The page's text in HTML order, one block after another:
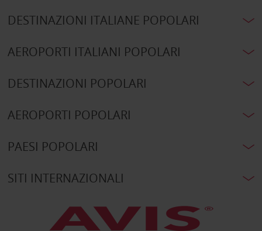
DESTINAZIONI ITALIANE POPOLARI
AEROPORTI ITALIANI POPOLARI
DESTINAZIONI POPOLARI
AEROPORTI POPOLARI
PAESI POPOLARI
SITI INTERNAZIONALI